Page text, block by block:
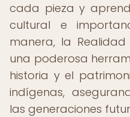
cada pieza y
cultural e
manera, la
una poderosa
historia y el
indígenas,
las generaciones